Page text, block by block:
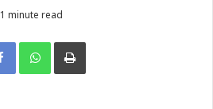
1 minute read
Print